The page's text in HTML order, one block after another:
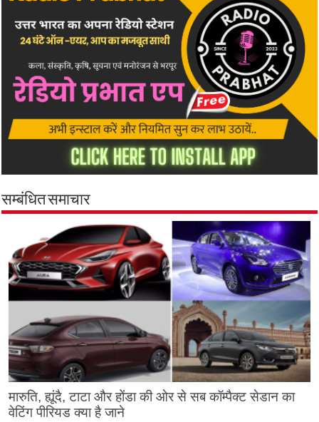
सम्बंधित समाचार
मारुति, ह्यूंदै, टाटा और होंडा की ओर से सब कॉम्पैक्ट सेडान का
वेटिंग पीरियड क्या है जाने